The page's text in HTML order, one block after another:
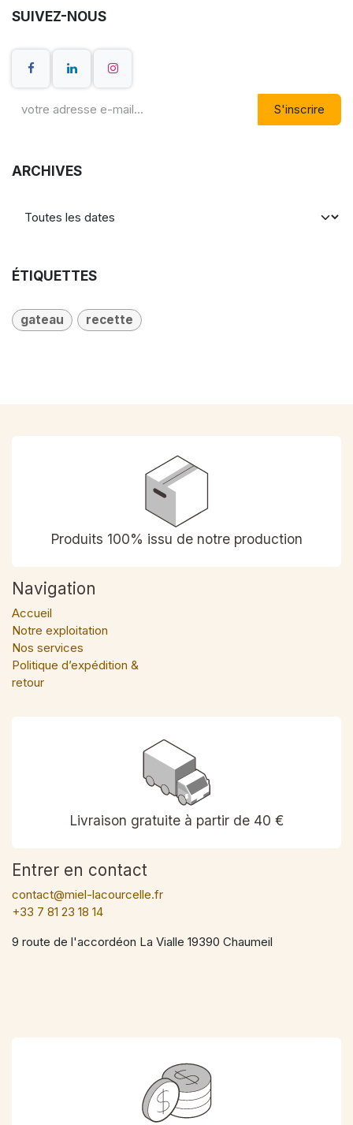
SUIVEZ-NOUS
S'inscrire
ARCHIVES
ÉTIQUETTES
gateau recette
Produits 100% issu de notre production
Navigation
Accueil
Notre exploitation
Nos services
Politique d’expédition &
retour
Livraison gratuite à partir de 40 €
Entrer en contact
contact@miel-lacourcelle.fr
+33 7 81 23 18 14
9 route de l'accordéon La Vialle 19390 Chaumeil